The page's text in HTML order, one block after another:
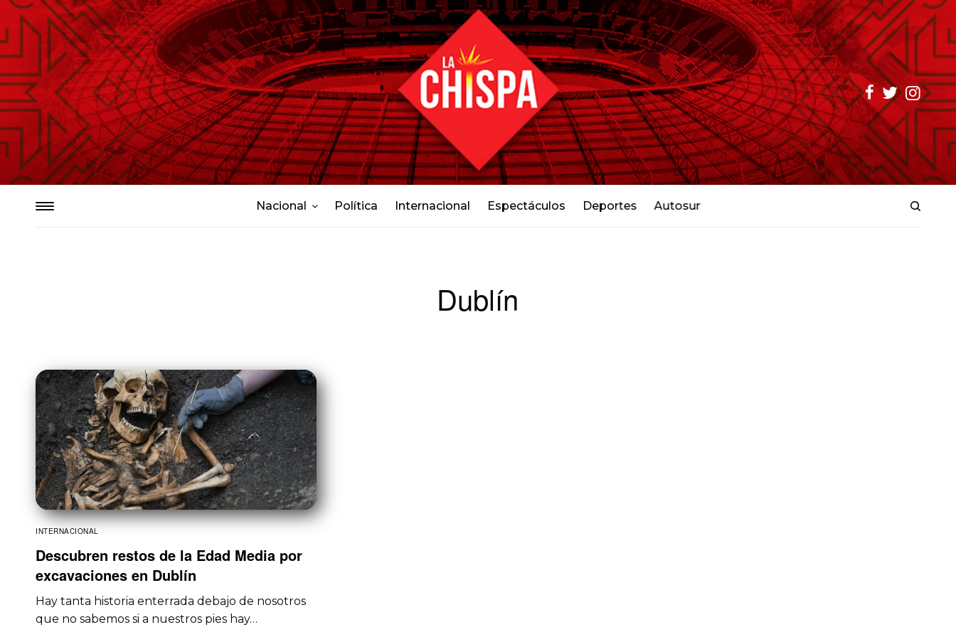
Nacional Política Internacional Espectáculos Deportes Autosur
Dublín
INTERNACIONAL
Descubren restos de la Edad Media por
excavaciones en Dublín
Hay tanta historia enterrada debajo de nosotros
que no sabemos si a nuestros pies hay…